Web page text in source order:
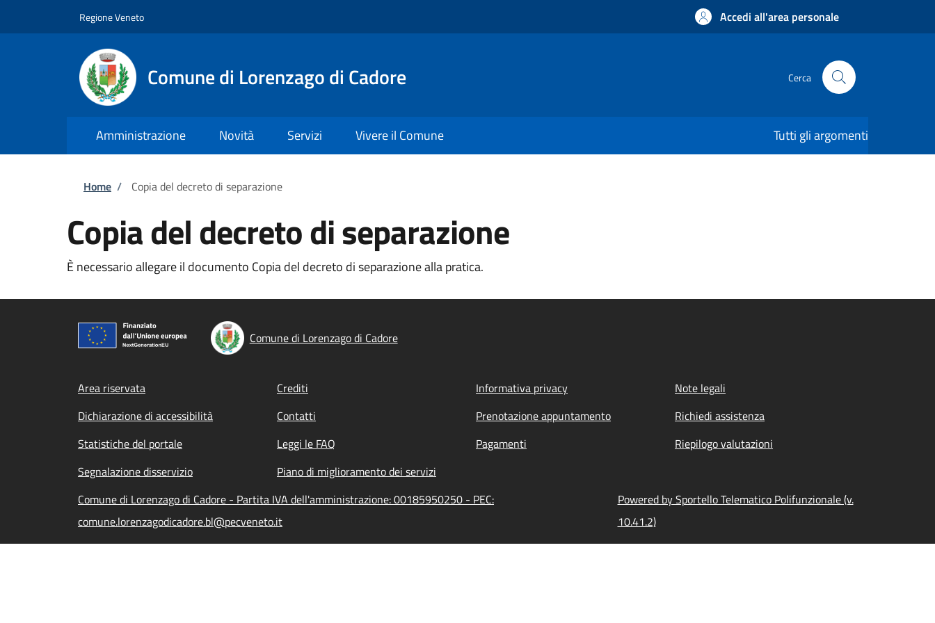
Regione Veneto Accedi all'area personale
Comune di Lorenzago di Cadore Cerca
Amministrazione Novità Servizi Vivere il Comune Tutti gli argomenti
Briciole di pane
Home / Copia del decreto di separazione
Copia del decreto di separazione
È necessario allegare il documento Copia del decreto di separazione alla pratica.
Comune di Lorenzago di Cadore
Footer menu
Area riservata Crediti Informativa privacy
Note legali
Dichiarazione di accessibilità
Contatti Prenotazione appuntamento
Richiedi assistenza
Statistiche del portale
Leggi le FAQ Pagamenti
Riepilogo valutazioni
Segnalazione disservizio
Piano di miglioramento dei servizi
Comune di Lorenzago di Cadore - Partita IVA dell'amministrazione: 00185950250 - PEC:
comune.lorenzagodicadore.bl@pecveneto.it
Powered by Sportello Telematico Polifunzionale (v.
10.41.2)